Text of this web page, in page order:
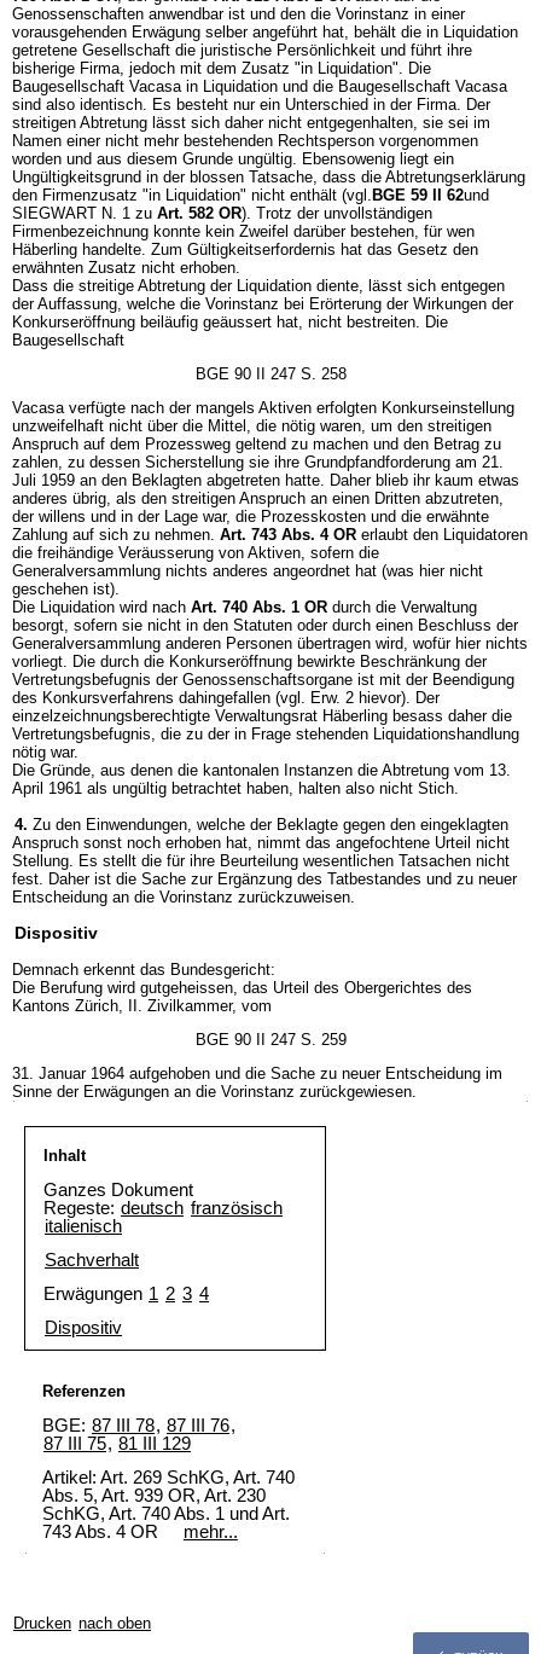
Genossenschaften anwendbar ist und den die Vorinstanz in einer
vorausgehenden Erwägung selber angeführt hat, behält die in Liquidation
getretene Gesellschaft die juristische Persönlichkeit und führt ihre
bisherige Firma, jedoch mit dem Zusatz "in Liquidation". Die
Baugesellschaft Vacasa in Liquidation und die Baugesellschaft Vacasa
sind also identisch. Es besteht nur ein Unterschied in der Firma. Der
streitigen Abtretung lässt sich daher nicht entgegenhalten, sie sei im
Namen einer nicht mehr bestehenden Rechtsperson vorgenommen
worden und aus diesem Grunde ungültig. Ebensowenig liegt ein
Ungültigkeitsgrund in der blossen Tatsache, dass die Abtretungserklärung
den Firmenzusatz "in Liquidation" nicht enthält (vgl. BGE 59 II 62und
SIEGWART N. 1 zu Art. 582 OR). Trotz der unvollständigen
Firmenbezeichnung konnte kein Zweifel darüber bestehen, für wen
Häberling handelte. Zum Gültigkeitserfordernis hat das Gesetz den
erwähnten Zusatz nicht erhoben.
Dass die streitige Abtretung der Liquidation diente, lässt sich entgegen
der Auffassung, welche die Vorinstanz bei Erörterung der Wirkungen der
Konkurseröffnung beiläufig geäussert hat, nicht bestreiten. Die
Baugesellschaft
BGE 90 II 247 S. 258
Vacasa verfügte nach der mangels Aktiven erfolgten Konkurseinstellung
unzweifelhaft nicht über die Mittel, die nötig waren, um den streitigen
Anspruch auf dem Prozessweg geltend zu machen und den Betrag zu
zahlen, zu dessen Sicherstellung sie ihre Grundpfandforderung am 21.
Juli 1959 an den Beklagten abgetreten hatte. Daher blieb ihr kaum etwas
anderes übrig, als den streitigen Anspruch an einen Dritten abzutreten,
der willens und in der Lage war, die Prozesskosten und die erwähnte
Zahlung auf sich zu nehmen. Art. 743 Abs. 4 OR erlaubt den Liquidatoren
die freihändige Veräusserung von Aktiven, sofern die
Generalversammlung nichts anderes angeordnet hat (was hier nicht
geschehen ist).
Die Liquidation wird nach Art. 740 Abs. 1 OR durch die Verwaltung
besorgt, sofern sie nicht in den Statuten oder durch einen Beschluss der
Generalversammlung anderen Personen übertragen wird, wofür hier nichts
vorliegt. Die durch die Konkurseröffnung bewirkte Beschränkung der
Vertretungsbefugnis der Genossenschaftsorgane ist mit der Beendigung
des Konkursverfahrens dahingefallen (vgl. Erw. 2 hievor). Der
einzelzeichnungsberechtigte Verwaltungsrat Häberling besass daher die
Vertretungsbefugnis, die zu der in Frage stehenden Liquidationshandlung
nötig war.
Die Gründe, aus denen die kantonalen Instanzen die Abtretung vom 13.
April 1961 als ungültig betrachtet haben, halten also nicht Stich.
4. Zu den Einwendungen, welche der Beklagte gegen den eingeklagten
Anspruch sonst noch erhoben hat, nimmt das angefochtene Urteil nicht
Stellung. Es stellt die für ihre Beurteilung wesentlichen Tatsachen nicht
fest. Daher ist die Sache zur Ergänzung des Tatbestandes und zu neuer
Entscheidung an die Vorinstanz zurückzuweisen.
Dispositiv
Demnach erkennt das Bundesgericht:
Die Berufung wird gutgeheissen, das Urteil des Obergerichtes des
Kantons Zürich, II. Zivilkammer, vom
BGE 90 II 247 S. 259
31. Januar 1964 aufgehoben und die Sache zu neuer Entscheidung im
Sinne der Erwägungen an die Vorinstanz zurückgewiesen.
Inhalt
Ganzes Dokument
Regeste: deutsch französisch
italienisch
Sachverhalt
Erwägungen 1 2 3 4
Dispositiv
Referenzen
BGE: 87 III 78, 87 III 76,
87 III 75, 81 III 129
Artikel: Art. 269 SchKG, Art. 740
Abs. 5, Art. 939 OR, Art. 230
SchKG, Art. 740 Abs. 1 undArt.
743 Abs. 4 OR
mehr...
Drucken nach oben